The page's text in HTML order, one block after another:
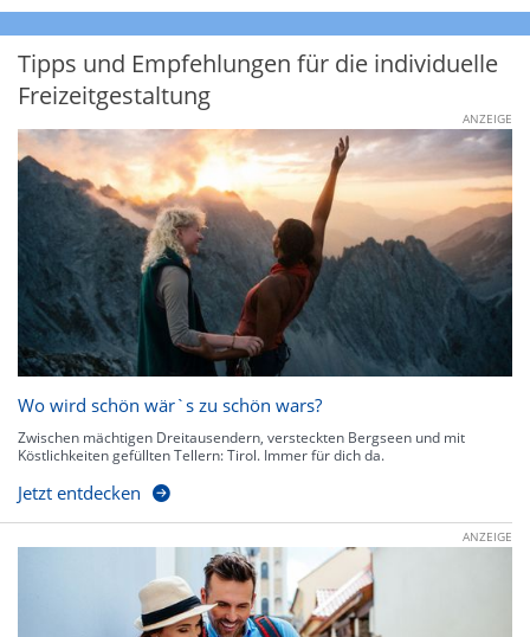
Tipps und Empfehlungen für die individuelle
Freizeitgestaltung
ANZEIGE
Wo wird schön wär`s zu schön wars?
Zwischen mächtigen Dreitausendern, versteckten Bergseen und mit
Köstlichkeiten gefüllten Tellern: Tirol. Immer für dich da.
Jetzt entdecken
ANZEIGE